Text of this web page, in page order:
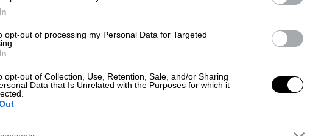
opt-out of processing my Personal Data for Targeted
opt-out of Collection, Use, Retention, Sale, and/or Sharing
Data that Is Unrelated with the Purposes for which it
να περάσει τη νύχτα μαζί του. Η
να ενδώσει στις απαιτήσεις του,
κατ’ ιδίαν
οποίος κρατείται χωρίς εγγύηση για
εκμετάλλευσης, φέρεται
στο δωμάτιο του Diddy με «